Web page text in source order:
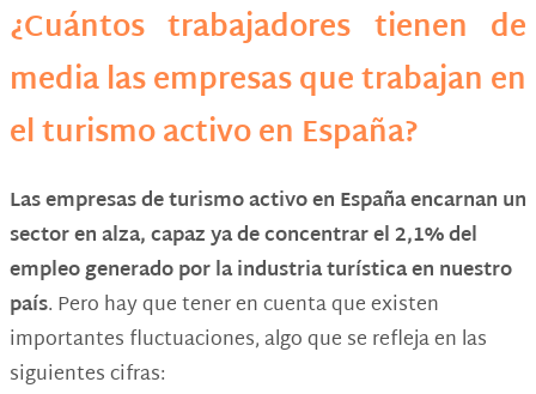
¿Cuántos trabajadores tienen de
media las empresas que trabajan en
el turismo activo en España?
Las empresas de turismo activo en España encarnan un
sector en alza, capaz ya de concentrar el 2,1% del
empleo generado por la industria turística en nuestro
país. Pero hay que tener en cuenta que existen
importantes fluctuaciones, algo que se refleja en las
siguientes cifras: